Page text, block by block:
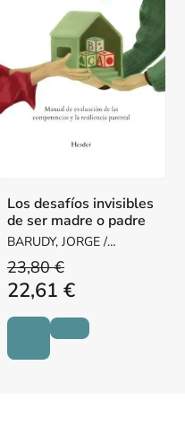
Los desafíos invisibles
de ser madre o padre
BARUDY, JORGE /
DANTAGNAN, MARYORIE
23,80 €
22,61 €